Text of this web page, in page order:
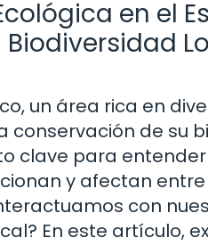
en el
un área rica en
conservación de su
clave para
y afectan
con
En este artículo,